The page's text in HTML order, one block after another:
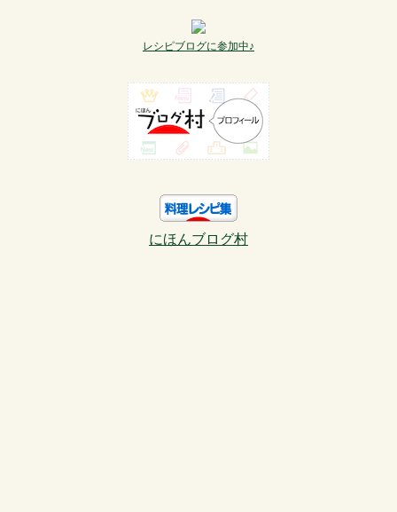
レシピブログに参加中♪
にほんブログ村